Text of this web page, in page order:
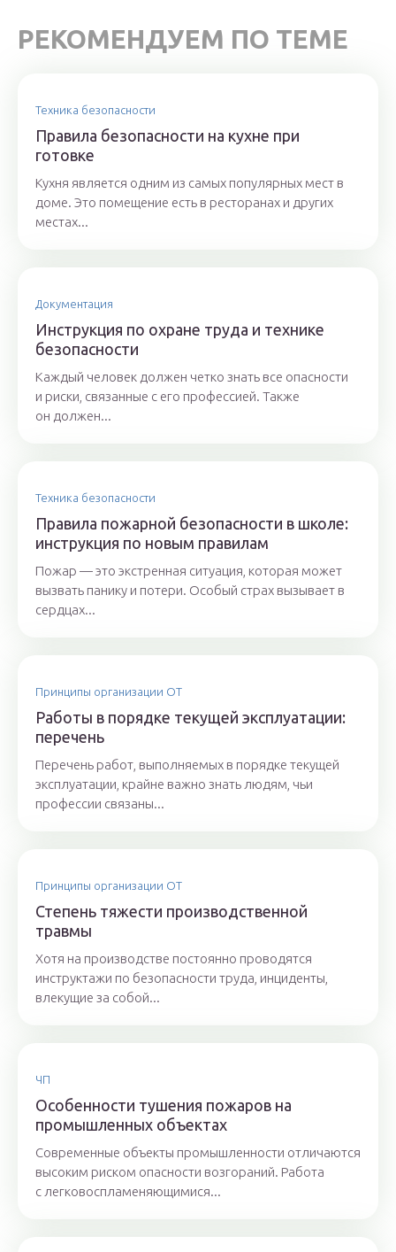
РЕКОМЕНДУЕМ ПО ТЕМЕ
Техника безопасности
Правила безопасности на кухне при
готовке
Кухня является одним из самых популярных мест в
доме. Это помещение есть в ресторанах и других
местах...
Документация
Инструкция по охране труда и технике
безопасности
Каждый человек должен четко знать все опасности
и риски, связанные с его профессией. Также
он должен...
Техника безопасности
Правила пожарной безопасности в школе:
инструкция по новым правилам
Пожар — это экстренная ситуация, которая может
вызвать панику и потери. Особый страх вызывает в
сердцах...
Принципы организации ОТ
Работы в порядке текущей эксплуатации:
перечень
Перечень работ, выполняемых в порядке текущей
эксплуатации, крайне важно знать людям, чьи
профессии связаны...
Принципы организации ОТ
Степень тяжести производственной
травмы
Хотя на производстве постоянно проводятся
инструктажи по безопасности труда, инциденты,
влекущие за собой...
ЧП
Особенности тушения пожаров на
промышленных объектах
Современные объекты промышленности отличаются
высоким риском опасности возгораний. Работа
с легковоспламеняющимися...